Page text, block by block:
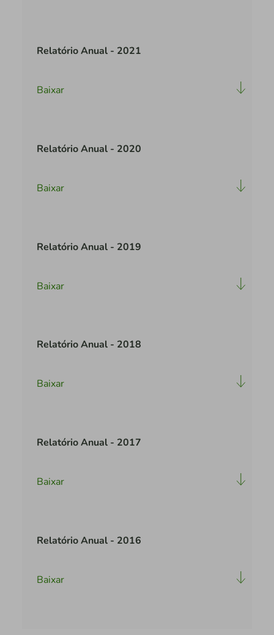
Relatório Anual - 2021
Baixar
Relatório Anual - 2020
Baixar
Relatório Anual - 2019
Baixar
Relatório Anual - 2018
Baixar
Relatório Anual - 2017
Baixar
Relatório Anual - 2016
Baixar